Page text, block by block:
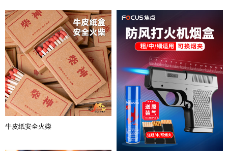
牛皮纸安全火柴